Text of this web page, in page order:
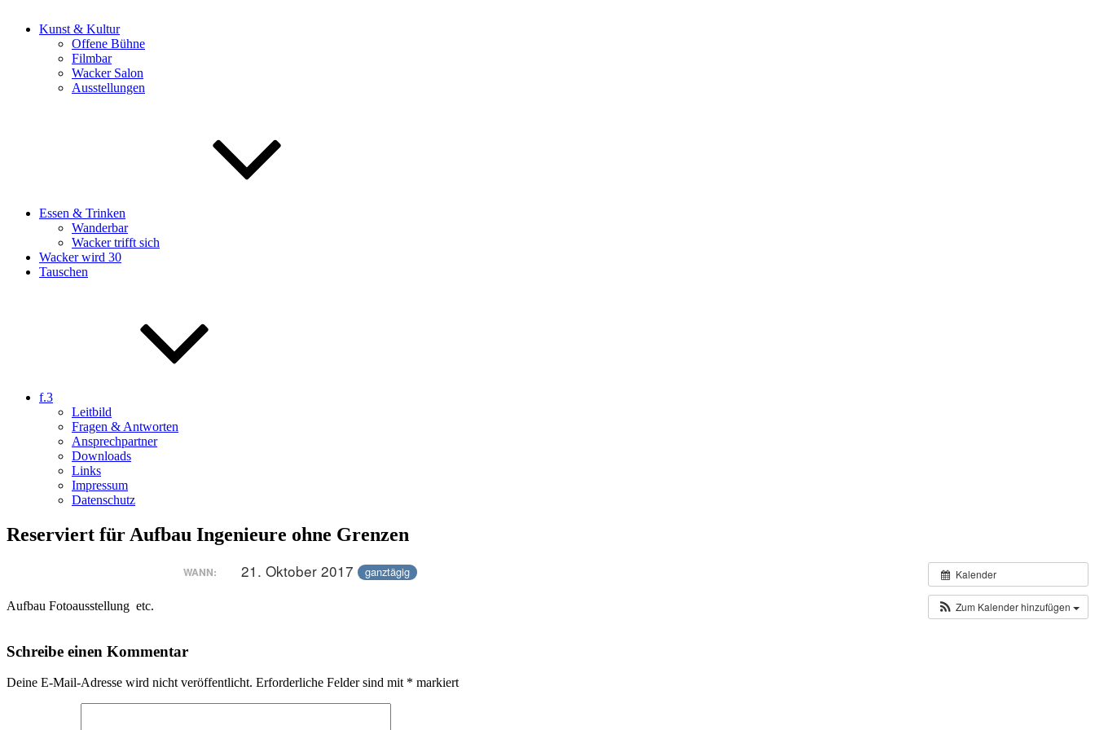
Kunst & Kultur
Offene Bühne
Filmbar
Wacker Salon
Ausstellungen
Essen & Trinken
Wanderbar
Wacker trifft sich
Wacker wird 30
Tauschen
f.3
Leitbild
Fragen & Antworten
Ansprechpartner
Downloads
Links
Impressum
Datenschutz
Reserviert für Aufbau Ingenieure ohne Grenzen
Kalender
Zum Kalender hinzufügen
WANN: 21. Oktober 2017 ganztägig
Aufbau Fotoausstellung etc.
Schreibe einen Kommentar
Deine E-Mail-Adresse wird nicht veröffentlicht. Erforderliche Felder sind mit * markiert